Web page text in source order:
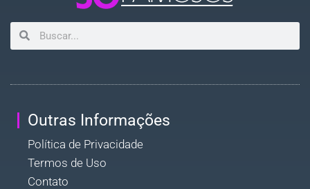
Outras Informações
Política de Privacidade
Termos de Uso
Contato